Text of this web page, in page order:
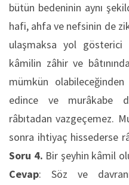
bütün bedeninin aynı
hafi, ahfa ve nefsinin de
ulaşmaksa yol
kâmilin zâhir ve
mümkün
edince ve murâkabe
râbıtadan vazgeçemez.
sonra ihtiyaç hissederse
Soru 4. Bir şeyhin kâmil
Cevap: Söz ve